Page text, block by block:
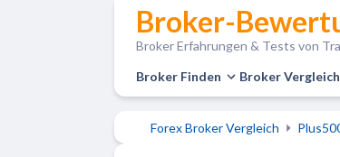
Broker-
Broker Erfahrungen & Tests von
Broker Finden Broker
Forex Broker Vergleich